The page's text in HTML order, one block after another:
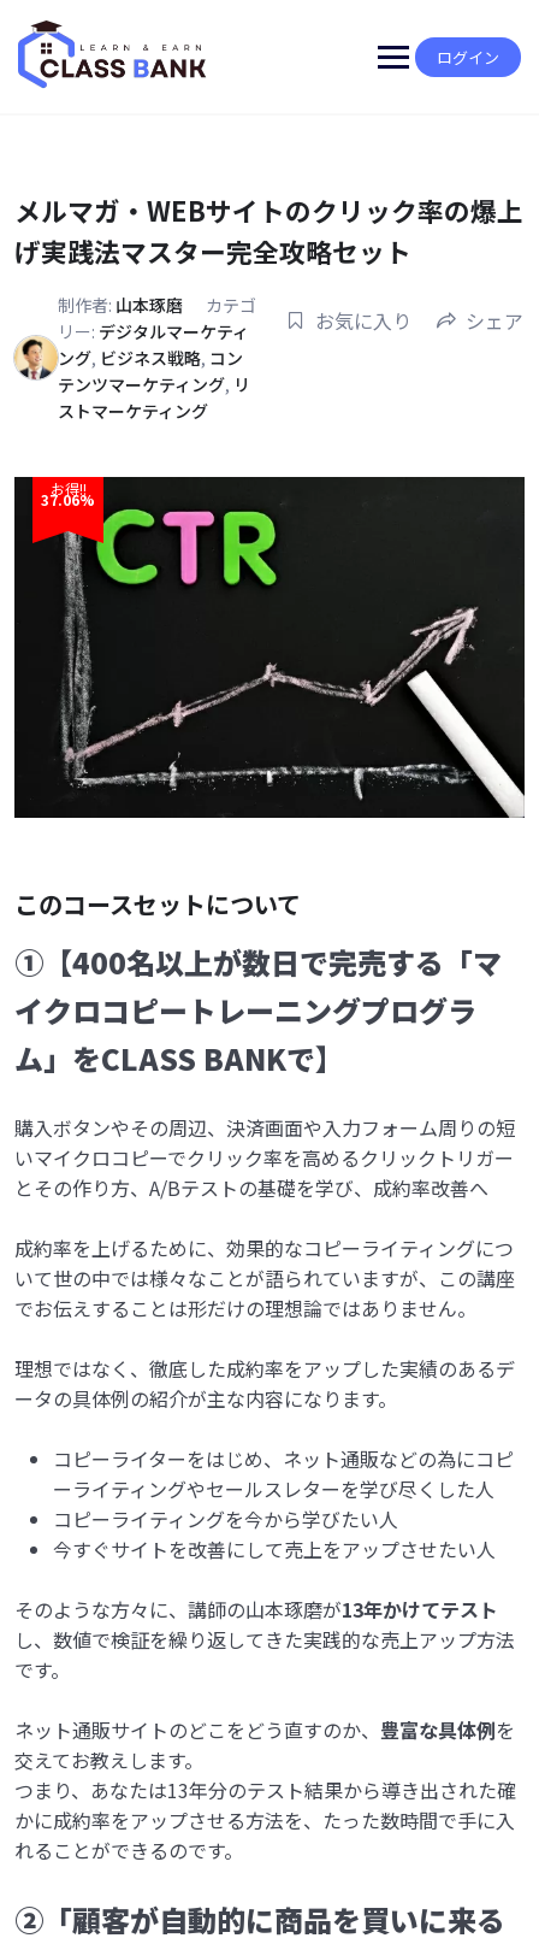
content
ログイン
メルマガ・WEBサイトのクリック率の爆上
げ実践法マスター完全攻略セット
制作者: 山本琢磨
カテゴ
リー: デジタルマーケティ
ング, ビジネス戦略, コン
テンツマーケティング, リ
ストマーケティング
お気に入り シェア
お得!!
37.06%
このコースセットについて
①【400名以上が数日で完売する「マ
イクロコピートレーニングプログラ
ム」をCLASS BANKで】
購入ボタンやその周辺、決済画面や入力フォーム周りの短
いマイクロコピーでクリック率を高めるクリックトリガー
とその作り方、A/Bテストの基礎を学び、成約率改善へ
成約率を上げるために、効果的なコピーライティングにつ
いて世の中では様々なことが語られていますが、この講座
でお伝えすることは形だけの理想論ではありません。
理想ではなく、徹底した成約率をアップした実績のあるデ
ータの具体例の紹介が主な内容になります。
コピーライターをはじめ、ネット通販などの為にコピ
ーライティングやセールスレターを学び尽くした人
コピーライティングを今から学びたい人
今すぐサイトを改善にして売上をアップさせたい人
そのような方々に、講師の山本琢磨が13年かけてテスト
し、数値で検証を繰り返してきた実践的な売上アップ方法
です。
ネット通販サイトのどこをどう直すのか、 豊富な具体例を
交えてお教えします。
つまり、あなたは13年分のテスト結果から導き出された確
かに成約率をアップさせる方法を、たった数時間で手に入
れることができるのです。
②「顧客が自動的に商品を買いに来る